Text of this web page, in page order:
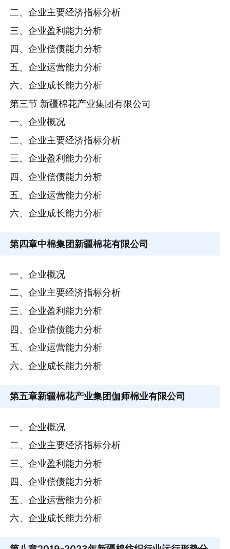
二、企业主要经济指标分析
三、企业盈利能力分析
四、企业偿债能力分析
五、企业运营能力分析
六、企业成长能力分析
第三节 新疆棉花产业集团有限公司
一、企业概况
二、企业主要经济指标分析
三、企业盈利能力分析
四、企业偿债能力分析
五、企业运营能力分析
六、企业成长能力分析
第四章中棉集团新疆棉花有限公司
一、企业概况
二、企业主要经济指标分析
三、企业盈利能力分析
四、企业偿债能力分析
五、企业运营能力分析
六、企业成长能力分析
第五章新疆棉花产业集团伽师棉业有限公司
一、企业概况
二、企业主要经济指标分析
三、企业盈利能力分析
四、企业偿债能力分析
五、企业运营能力分析
六、企业成长能力分析